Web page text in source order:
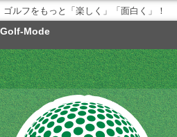
ゴルフをもっと「楽しく」「面白く」！
Golf-Mode